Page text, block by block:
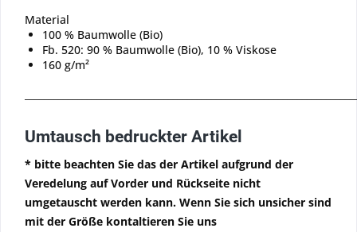
Material
100 % Baumwolle (Bio)
Fb. 520: 90 % Baumwolle (Bio), 10 % Viskose
160 g/m²
Umtausch bedruckter Artikel
* bitte beachten Sie das der Artikel aufgrund der
Veredelung auf Vorder und Rückseite nicht
umgetauscht werden kann. Wenn Sie sich unsicher sind
mit der Größe kontaltieren Sie uns